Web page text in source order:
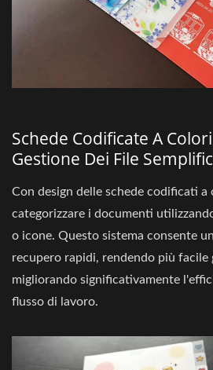
Schede Codificate A
Gestione Dei File
Con design delle schede codificati
categorizzare i documenti
o icone. Questo sistema consente
recupero rapidi, rendendo più
migliorando significativamente
flusso di lavoro.